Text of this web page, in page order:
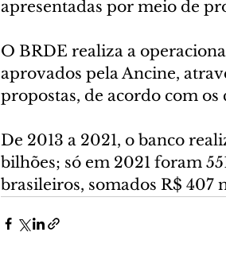
apresentadas por meio de
O BRDE realiza a
aprovados pela Ancine,
propostas, de acordo com
De 2013 a 2021, o banco
bilhões; só em 2021 foram
brasileiros, somados R$ 407